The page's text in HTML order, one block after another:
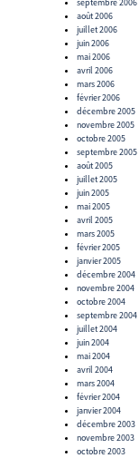
août 2006
juillet 2006
juin 2006
mai 2006
avril 2006
mars 2006
février 2006
décembre 2005
novembre 2005
octobre 2005
septembre 2005
août 2005
juillet 2005
juin 2005
mai 2005
avril 2005
mars 2005
février 2005
janvier 2005
décembre 2004
novembre 2004
octobre 2004
septembre 2004
juillet 2004
juin 2004
mai 2004
avril 2004
mars 2004
février 2004
janvier 2004
décembre 2003
novembre 2003
octobre 2003